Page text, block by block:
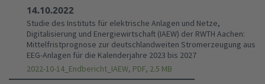
14.10.2022
Studie des Instituts für elektrische Anlagen und Netze,
Digitalisierung und Energiewirtschaft (IAEW) der RWTH Aachen:
Mittelfristprognose zur deutschlandweiten Stromerzeugung aus
EEG-Anlagen für die Kalenderjahre 2023 bis 2027
2022-10-14_Endbericht_IAEW, PDF, 2.5 MB